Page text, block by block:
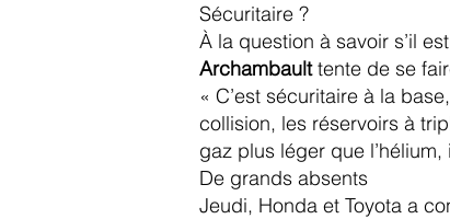
Sécuritaire ?
À la question à savoir s’il
Archambaulttente de se
« C’est sécuritaire à la
collision, les réservoirs à
gaz plus léger que
De grands absents
Jeudi, Honda et Toyota a